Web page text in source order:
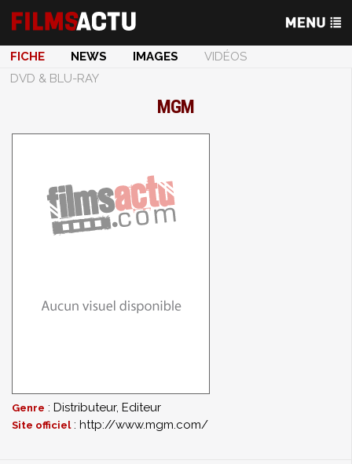
FICHE NEWS IMAGES
VIDÉOS
DVD & BLU-RAY
MGM
Genre : Distributeur, Editeur
Site officiel: http://www.mgm.com/